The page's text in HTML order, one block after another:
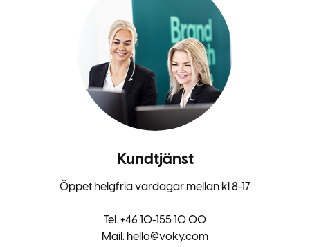
Kundtjänst
Öppet helgfria vardagar mellan kl 8-17
Tel. +46 10-155 10 00
Mail. hello@voky.com